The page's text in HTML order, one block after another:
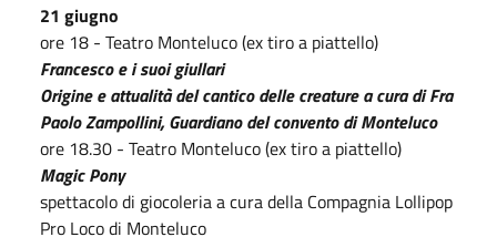
21 giugno
ore 18 - Teatro Monteluco (ex tiro a piattello)
Francesco e i suoi giullari
Origine e attualità del cantico delle creature a cura di Fra
Paolo Zampollini, Guardiano del convento di Monteluco
ore 18.30 - Teatro Monteluco (ex tiro a piattello)
Magic Pony
spettacolo di giocoleria a cura della Compagnia Lollipop
Pro Loco di Monteluco